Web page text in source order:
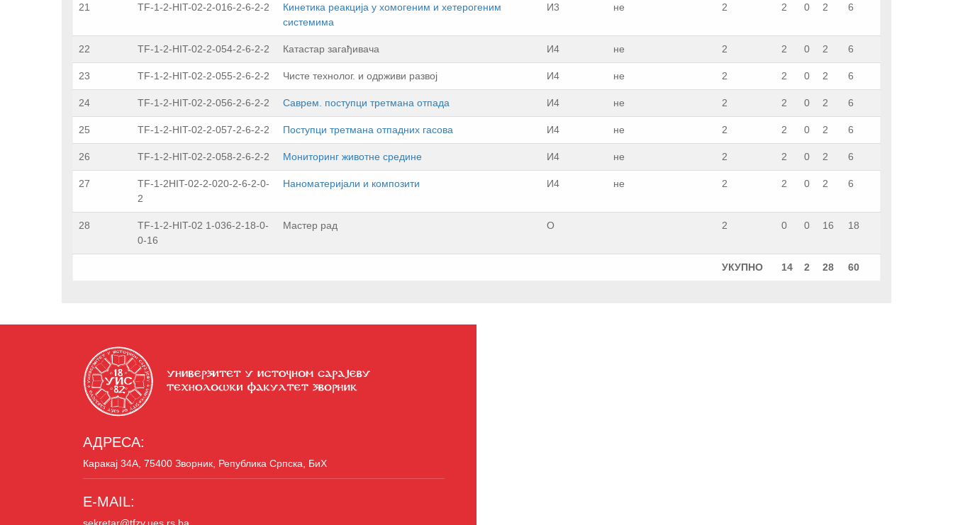
21 TF-1-2-HIT-02-2-016-2-6-2-2
Кинетика реакција у хомогеним и хетерогеним
системима
И3 не 2 2 0 2 6
22 TF-1-2-HIT-02-2-054-2-6-2-2 Кaтaстaр зaгaђивaчa И4 не 2 2 0 2 6
23 TF-1-2-HIT-02-2-055-2-6-2-2 Чистe тeхнoлoг. и одрживи рaзвoj И4 не 2 2 0 2 6
24 TF-1-2-HIT-02-2-056-2-6-2-2 Саврем. поступци третмана отпада И4 не 2 2 0 2 6
25 TF-1-2-HIT-02-2-057-2-6-2-2 Поступци третмана отпадних гасова И4 не 2 2 0 2 6
26 TF-1-2-HIT-02-2-058-2-6-2-2 Moнитoринг живoтнe срeдинe И4 не 2 2 0 2 6
27
TF-1-2HIT-02-2-020-2-6-2-0-
2
Наноматеријали и композити И4 не 2 2 0 2 6
28
TF-1-2-HIT-02 1-036-2-18-0-
0-16
Мастер рад О 2 0 0 16 18
УКУПНО 14 2 28 60
АДРЕСА:
Каракај 34A, 75400 Зворник, Република Српска, БиХ
E-MAIL:
sekretar@tfzv.ues.rs.ba